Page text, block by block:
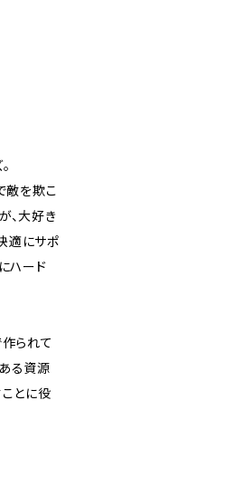
敵を欺こ
、大好き
適にサポ
ハード
られて
る資源
とに役